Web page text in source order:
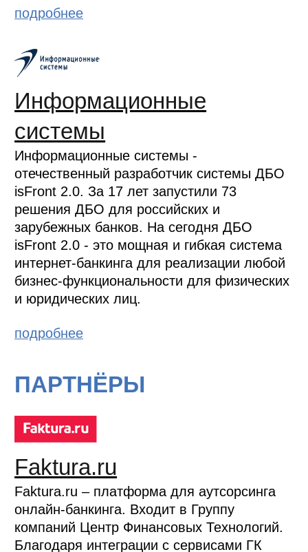
подробнее
Информационные
системы
Информационные системы -
отечественный разработчик системы ДБО
isFront 2.0. За 17 лет запустили 73
решения ДБО для российских и
зарубежных банков. На сегодня ДБО
isFront 2.0 - это мощная и гибкая система
интернет-банкинга для реализации любой
бизнес-функциональности для физических
и юридических лиц.
подробнее
ПАРТНЁРЫ
Faktura.ru
Faktura.ru – платформа для аутсорсинга
онлайн-банкинга. Входит в Группу
компаний Центр Финансовых Технологий.
Благодаря интеграции с сервисами ГК